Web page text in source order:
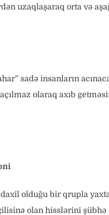
uzaqlaşaraq orta və
sadə insanların
olaraq axıb
olduğu bir qrupla
olan hisslərini şübhə